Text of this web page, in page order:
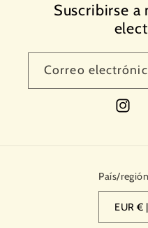
Suscribirse a
Correo
País/región